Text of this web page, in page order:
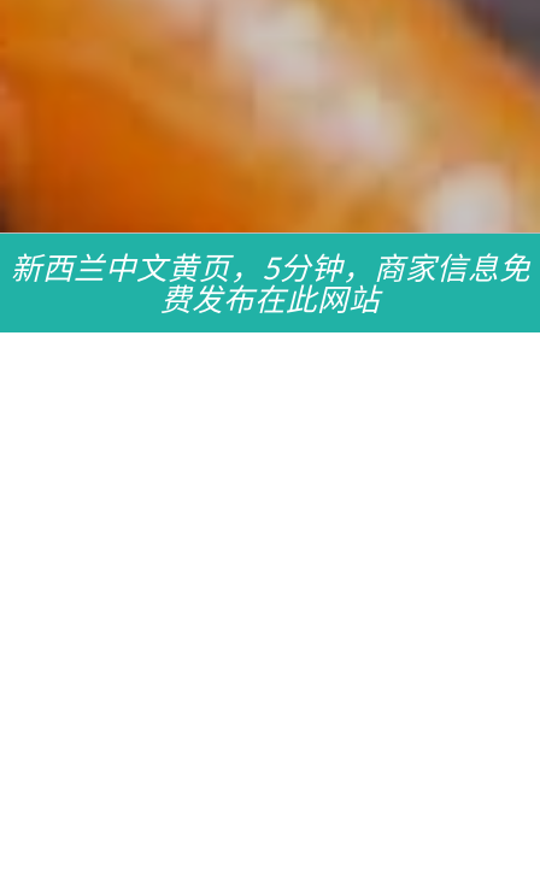
新西兰中文黄页，5分钟，商家信息免
费发布在此网站